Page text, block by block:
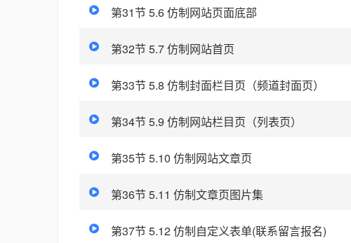
第31节 5.6 仿制网站页面底部
第32节 5.7 仿制网站首页
第33节 5.8 仿制封面栏目页（频道封面页）
第34节 5.9 仿制网站栏目页（列表页）
第35节 5.10 仿制网站文章页
第36节 5.11 仿制文章页图片集
第37节 5.12 仿制自定义表单(联系留言报名)